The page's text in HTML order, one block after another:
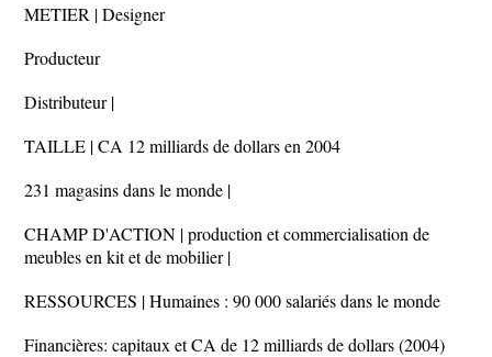
METIER | Designer
Producteur
Distributeur |
TAILLE | CA 12 milliards de dollars en 2004
231 magasins dans le monde |
CHAMP D'ACTION | production et commercialisation de
meubles en kit et de mobilier |
RESSOURCES | Humaines : 90 000 salariés dans le monde
Financières: capitaux et CA de 12 milliards de dollars (2004)